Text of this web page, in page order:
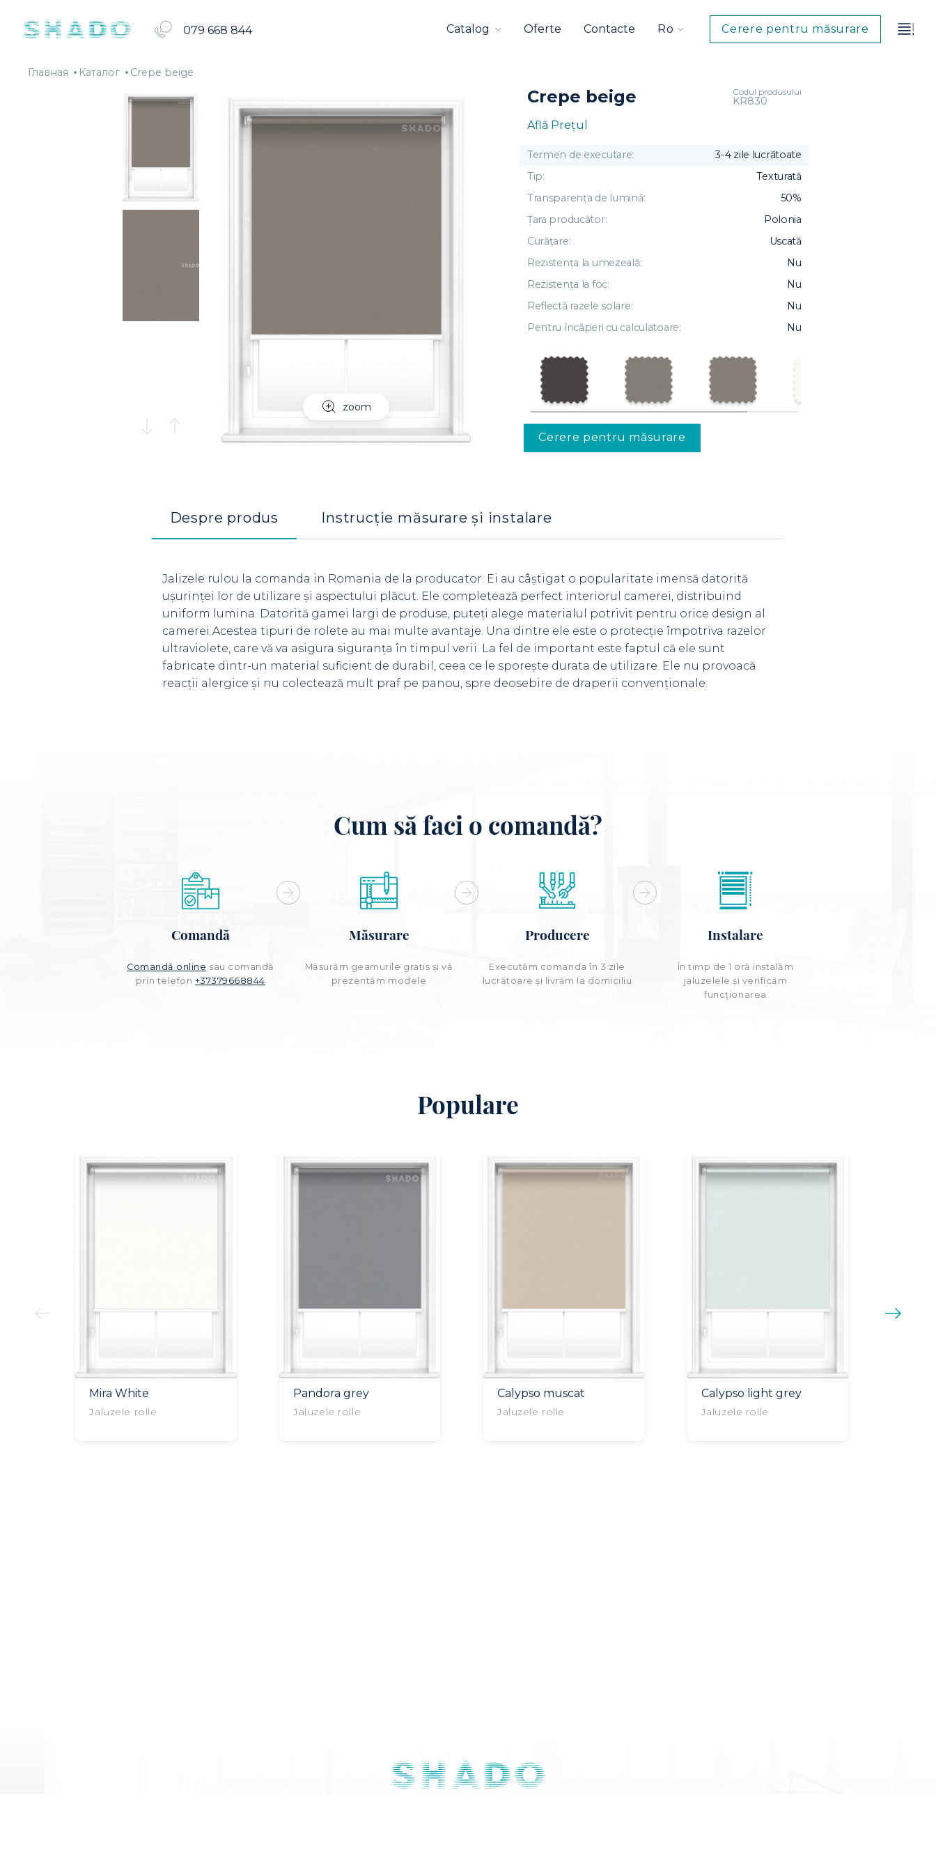
079 668 844 Catalog Oferte Contacte Ro Cerere pentru măsurare
Главная Главная
КаталогКаталог
Crepe
Crepe beige
zoom
Crepe beige Codul produsului
KR830
Află Preţul
Termen de executare:
3-4 zile lucrătoate
Tip:
Texturată
Transparența de lumină:
50%
Țara producător:
Polonia
Curățare:
Uscată
Rezistența la umezeală:
Nu
Rezistența la foc:
Nu
Reflectă razele solare:
Nu
Pentru încăperi cu calculatoare:
Nu
Cerere pentru măsurare
Despre produs Instrucție măsurare și instalare
Jalizele rulou la comanda in Romania de la producator. Ei au câștigat o popularitate imensă datorită
ușurinței lor de utilizare și aspectului plăcut. Ele completează perfect interiorul camerei, distribuind
uniform lumina. Datorită gamei largi de produse, puteți alege materialul potrivit pentru orice design al
camerei.Acestea tipuri de rolete au mai multe avantaje. Una dintre ele este o protecție împotriva razelor
ultraviolete, care vă va asigura siguranța în timpul verii. La fel de important este faptul că ele sunt
fabricate dintr-un material suficient de durabil, ceea ce le sporește durata de utilizare. Ele nu provoacă
reacții alergice și nu colectează mult praf pe panou, spre deosebire de draperii convenționale.
Cum să faci o comandă?
Comandă
Comandă online sau comandă
prin telefon +37379668844
Măsurare
Măsurăm geamurile gratis și vă
prezentăm modele
Producere
Executăm comanda în 3 zile
lucrătoare şi livrăm la domiciliu
Instalare
În timp de 1 oră instalăm
jaluzelele și verificăm
funcționarea
Populare
Mira White
Jaluzele rolle
Pandora grey
Jaluzele rolle
Calypso muscat
Jaluzele rolle
Calypso light grey
Jaluzele rolle